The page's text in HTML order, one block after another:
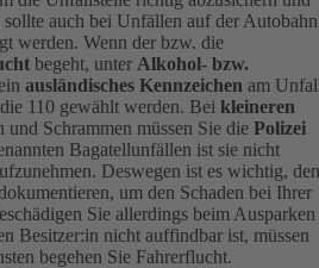
auch bei Unfällen auf der Autobahn
werden. Wenn der bzw. die
begeht, unter Alkohol- bzw.
ausländisches Kennzeichen am
110 gewählt werden. Bei kleineren
und Schrammen müssen Sie die Polizei
Bagatellunfällen ist sie nicht
Deswegen ist es wichtig, den
um den Schaden bei Ihrer
Sie allerdings beim Ausparken
Besitzer:in nicht auffindbar ist, müssen
begehen Sie Fahrerflucht.